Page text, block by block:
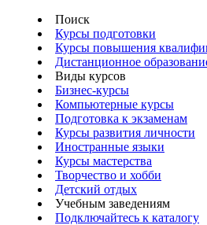
Поиск
Курсы подготовки
Курсы повышения
Дистанционное
Виды курсов
Бизнес-курсы
Компьютерные курсы
Подготовка к экзаменам
Курсы развития личности
Иностранные языки
Курсы мастерства
Творчество и хобби
Детский отдых
Учебным заведениям
Подключайтесь к каталогу